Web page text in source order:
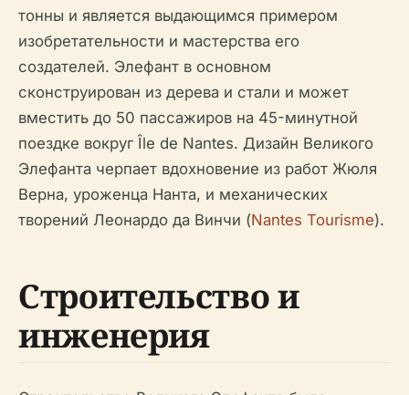
тонны и является выдающимся примером
изобретательности и мастерства его
создателей. Элефант в основном
сконструирован из дерева и стали и может
вместить до 50 пассажиров на 45-минутной
поездке вокруг Île de Nantes. Дизайн Великого
Элефанта черпает вдохновение из работ Жюля
Верна, уроженца Нанта, и механических
творений Леонардо да Винчи (Nantes Tourisme).
Строительство и
инженерия